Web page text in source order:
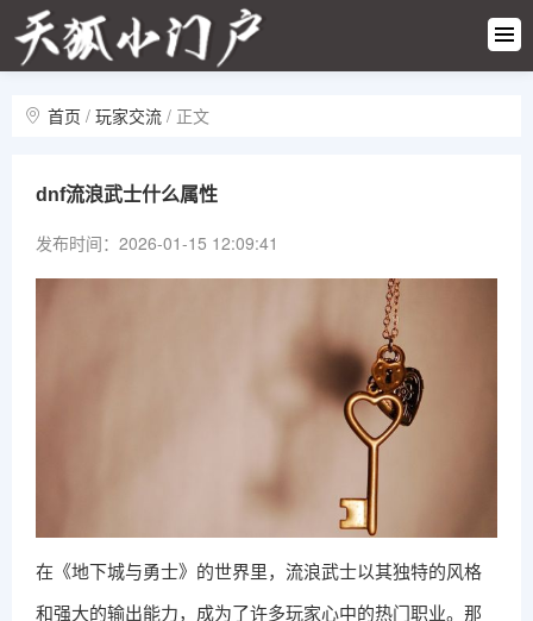
游戏快
讯热门攻
新游首
游戏专
首页 / 玩家交流 / 正文
dnf流浪武士什么属性
发布时间：2026-01-15 12:09:41
在《地下城与勇士》的世界里，流浪武士以其独特的风格
和强大的输出能力，成为了许多玩家心中的热门职业。那